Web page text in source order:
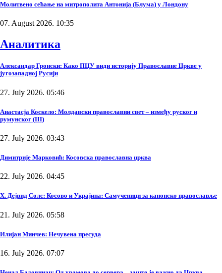
Молитвено сећање на митрополита Антонија (Блума) у Лондону
07. August 2026. 10:35
Аналитика
Александар Гронски: Како ПЦУ види историју Православне Цркве у
југозападној Русији
27. July 2026. 05:46
Анастасја Коскело: Молдавски православни свет – између руског и
румунског (III)
27. July 2026. 03:43
Димитрије Марковић: Косовска православна црква
22. July 2026. 04:45
Х. Дејвид Солс: Косово и Украјина: Самученици за канонско православље
21. July 2026. 05:58
Илијан Минчев: Нечувена пресуда
16. July 2026. 07:07